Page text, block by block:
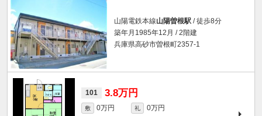
山陽電鉄本線山陽曽根駅 / 徒歩8分
築年月1985年12月 / 2階建
兵庫県高砂市曽根町2357-1
101 3.8万円
敷 0万円 礼
0万円